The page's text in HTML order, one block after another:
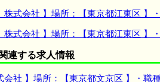
式会社 】場所：【東京都江東区 】
式会社 】場所：【東京都江東区 】
連する求人情報
社 】場所：【東京都文京区 】・職